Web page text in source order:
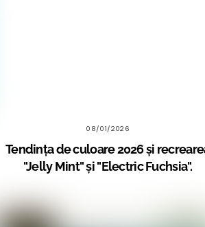
08/01/2026
Tendința de culoare 2026 și
"Jelly Mint" și "Electric Fuchsia".